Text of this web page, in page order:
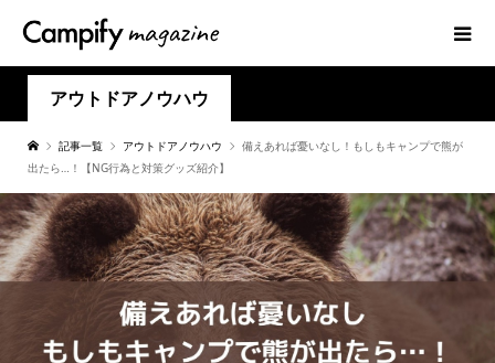
アウトドアノウハウ
記事一覧 アウトドアノウハウ
備えあれば憂いなし！もしもキャンプで熊が
出たら…！【NG行為と対策グッズ紹介】